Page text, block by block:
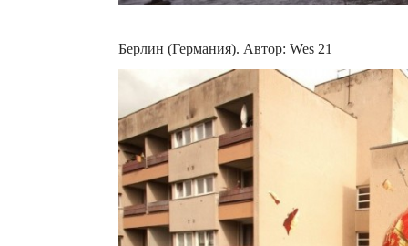
Берлин (Германия). Автор: Wes 21